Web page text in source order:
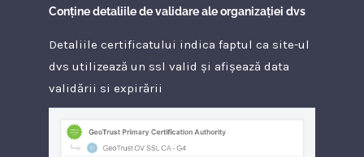
Conține detaliile de validare ale organizației dvs
Detaliile certificatului indica faptul ca site-ul
dvs utilizează un ssl valid și afișează data
validării si expirării